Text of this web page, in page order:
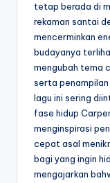
tetap berada di
rekaman santai
mencerminkan
budayanya
mengubah tema
serta
lagu ini sering
fase hidup
menginspirasi
cepat asal
bagi yang ingin
mengajarkan